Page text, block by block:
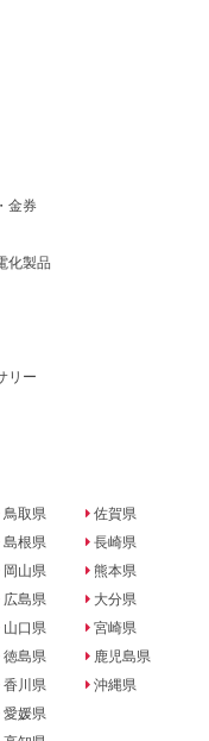
金券
化製品
リー
鳥取県
島根県
岡山県
広島県
山口県
徳島県
香川県
愛媛県
佐賀県
長崎県
熊本県
大分県
宮崎県
鹿児島県
沖縄県